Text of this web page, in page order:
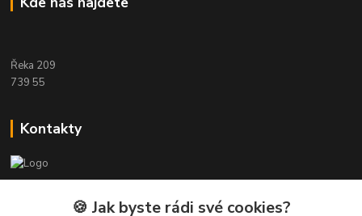
Řeka 209
739 55
Kontakty
🍪 Jak byste rádi své cookies?